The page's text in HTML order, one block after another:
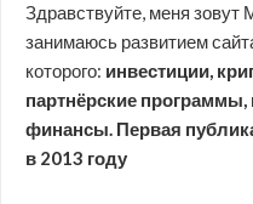
Здравствуйте, меня
занимаюсь развитием
которого: инвестиции,
партнёрские программы,
финансы. Первая
в 2013 году